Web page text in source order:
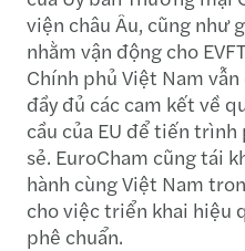
viện châu Âu, cũng như
nhằm vận động cho
Chính phủ Việt Nam
đầy đủ các cam kết về
cầu của EU để tiến
sẻ. EuroCham cũng tái
hành cùng Việt Nam
cho việc triển khai hiệu
phê chuẩn.